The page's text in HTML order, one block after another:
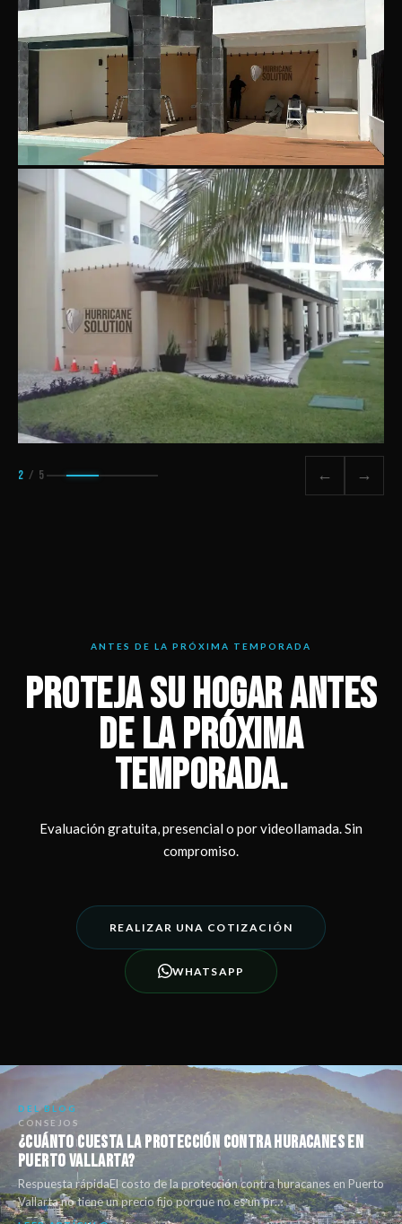
2 / 5 ← →
ANTES DE LA PRÓXIMA TEMPORADA
PROTEJA SU HOGAR ANTES
DE LA PRÓXIMA
TEMPORADA.
Evaluación gratuita, presencial o por videollamada. Sin
compromiso.
REALIZAR UNA COTIZACIÓN
WHATSAPP
DEL BLOG
CONSEJOS
¿Cuánto Cuesta la Protección Contra Huracanes en
Puerto Vallarta?
Respuesta rápidaEl costo de la protección contra huracanes en Puerto
Vallarta no tiene un precio fijo porque no es un pr…